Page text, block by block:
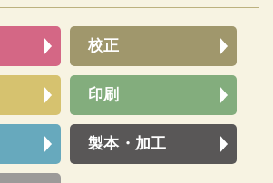
校正
印刷
製本・加工